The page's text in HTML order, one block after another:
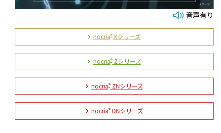
音声有り
nocria® Xシリーズ
nocria®Zシリーズ
nocria®ZNシリーズ
nocria®DNシリーズ